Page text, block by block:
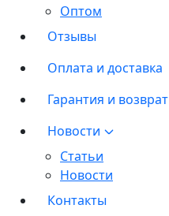
Оптом
Отзывы
Оплата и доставка
Гарантия и возврат
Новости
Статьи
Новости
Контакты